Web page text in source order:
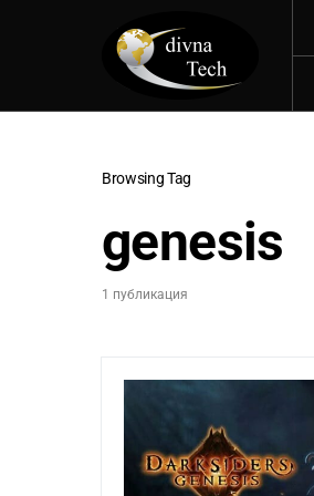
Browsing Tag
genesis
1 публикация